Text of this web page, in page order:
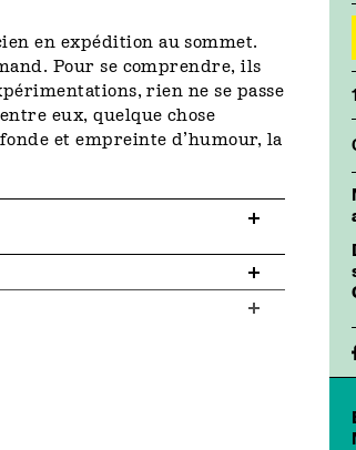
en expédition au sommet.
Pour se comprendre, ils
rien ne se passe
eux, quelque chose
et empreinte d’humour, la